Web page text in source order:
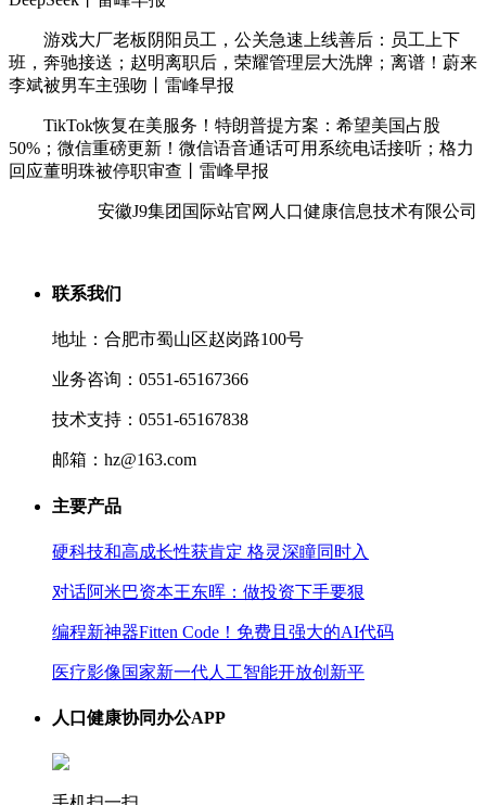
游戏大厂老板阴阳员工，公关急速上线善后：员工上下
班，奔驰接送；赵明离职后，荣耀管理层大洗牌；离谱！蔚来
李斌被男车主强吻丨雷峰早报
TikTok恢复在美服务！特朗普提方案：希望美国占股
50%；微信重磅更新！微信语音通话可用系统电话接听；格力
回应董明珠被停职审查丨雷峰早报
安徽J9集团国际站官网人口健康信息技术有限公司
联系我们
地址：合肥市蜀山区赵岗路100号
业务咨询：0551-65167366
技术支持：0551-65167838
邮箱：hz@163.com
主要产品
硬科技和高成长性获肯定 格灵深瞳同时入
对话阿米巴资本王东晖：做投资下手要狠
编程新神器Fitten Code！免费且强大的AI代码
医疗影像国家新一代人工智能开放创新平
人口健康协同办公APP